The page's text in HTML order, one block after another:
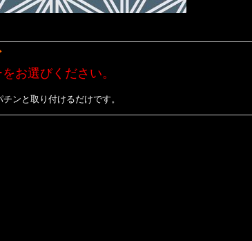
お選びください。
ンと取り付けるだけです。